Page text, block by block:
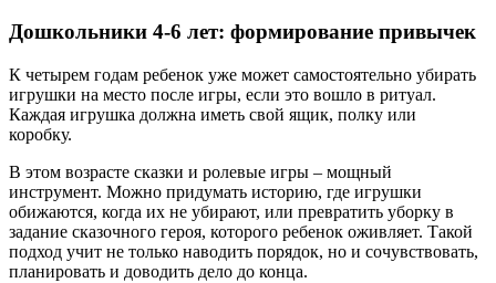
Дошкольники 4-6 лет: формирование привычек
К четырем годам ребенок уже может самостоятельно убирать
игрушки на место после игры, если это вошло в ритуал.
Каждая игрушка должна иметь свой ящик, полку или
коробку.
В этом возрасте сказки и ролевые игры – мощный
инструмент. Можно придумать историю, где игрушки
обижаются, когда их не убирают, или превратить уборку в
задание сказочного героя, которого ребенок оживляет. Такой
подход учит не только наводить порядок, но и сочувствовать,
планировать и доводить дело до конца.